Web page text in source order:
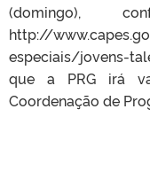
(domingo),
http://
especiais/jovens-
que a PRG irá
Coordenação de